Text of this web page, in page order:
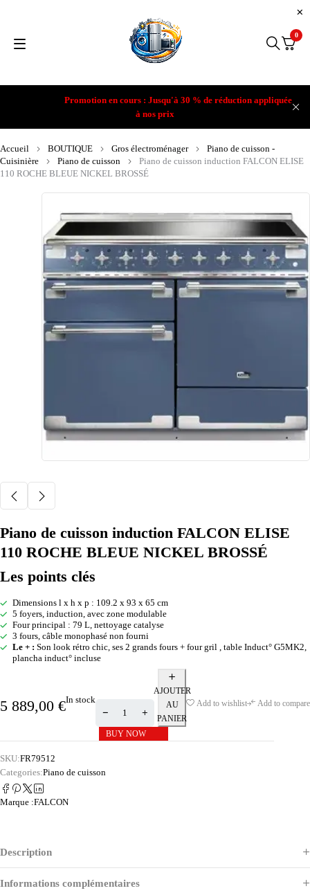
Promotion en cours : Jusqu'à 30 % de réduction appliquée
à nos prix
0
Accueil BOUTIQUE Gros électroménager
Piano de cuisson -
Cuisinière
Piano de cuisson
Piano de cuisson induction FALCON ELISE
110 ROCHE BLEUE NICKEL BROSSÉ
Piano de cuisson induction FALCON ELISE
110 ROCHE BLEUE NICKEL BROSSÉ
Les points clés
Dimensions l x h x p : 109.2 x 93 x 65 cm
5 foyers, induction, avec zone modulable
Four principal : 79 L, nettoyage catalyse
3 fours, câble monophasé non fourni
Le + : Son look rétro chic, ses 2 grands fours + four gril , table Induct° G5MK2,
plancha induct° incluse
5 889,00 €In stock
AJOUTER
AU
PANIER
BUY NOW
Add to wishlist Add to compare
SKU:FR79512
Categories:Piano de cuisson
Marque :FALCON
Description
Informations complémentaires